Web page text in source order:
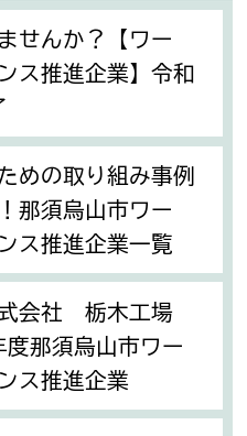
せんか？【ワー
ス推進企業】令和
めの取り組み事例
那須烏山市ワー
ス推進企業一覧
会社 栃木工場
那須烏山市ワー
ス推進企業